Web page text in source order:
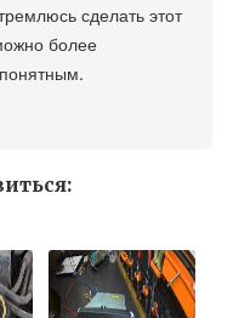
сделать этот
более